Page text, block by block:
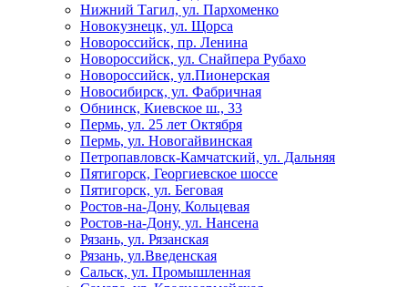
Нижний Тагил, ул. Пархоменко
Новокузнецк, ул. Щорса
Новороссийск, пр. Ленина
Новороссийск, ул. Снайпера Рубахо
Новороссийск, ул.Пионерская
Новосибирск, ул. Фабричная
Обнинск, Киевское ш., 33
Пермь, ул. 25 лет Октября
Пермь, ул. Новогайвинская
Петропавловск-Камчатский, ул. Дальняя
Пятигорск, Георгиевское шоссе
Пятигорск, ул. Беговая
Ростов-на-Дону, Кольцевая
Ростов-на-Дону, ул. Нансена
Рязань, ул. Рязанская
Рязань, ул.Введенская
Сальск, ул. Промышленная